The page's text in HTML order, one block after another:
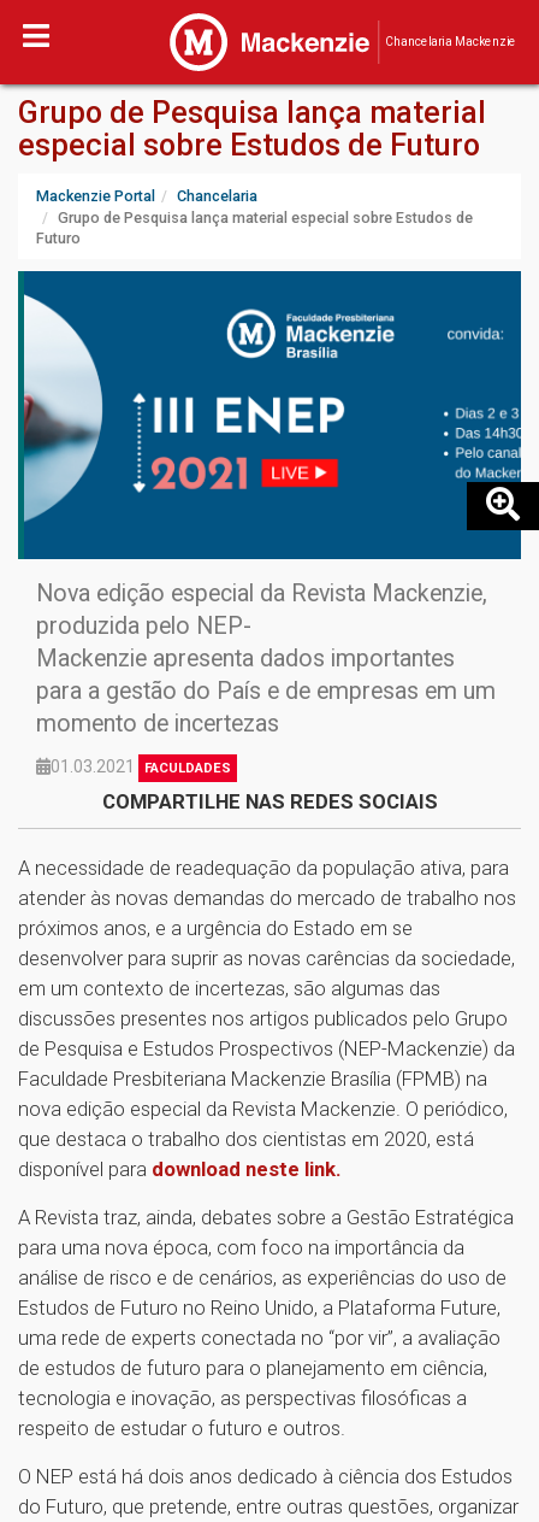
Chancelaria Mackenzie
Grupo de Pesquisa lança material
especial sobre Estudos de Futuro
Mackenzie Portal
Chancelaria
Grupo de Pesquisa lança material especial sobre Estudos de
Futuro
Nova edição especial da Revista Mackenzie,
produzida pelo NEP-
Mackenzie apresenta dados importantes
para a gestão do País e de empresas em um
momento de incertezas
01.03.2021 FACULDADES
COMPARTILHE NAS REDES SOCIAIS
A necessidade de readequação da população ativa, para
atender às novas demandas do mercado de trabalho nos
próximos anos, e a urgência do Estado em se
desenvolver para suprir as novas carências da sociedade,
em um contexto de incertezas, são algumas das
discussões presentes nos artigos publicados pelo Grupo
de Pesquisa e Estudos Prospectivos (NEP-Mackenzie) da
Faculdade Presbiteriana Mackenzie Brasília (FPMB) na
nova edição especial da Revista Mackenzie. O periódico,
que destaca o trabalho dos cientistas em 2020, está
disponível para download neste link.
A Revista traz, ainda, debates sobre a Gestão Estratégica
para uma nova época, com foco na importância da
análise de risco e de cenários, as experiências do uso de
Estudos de Futuro no Reino Unido, a Plataforma Future,
uma rede de experts conectada no “por vir”, a avaliação
de estudos de futuro para o planejamento em ciência,
tecnologia e inovação, as perspectivas filosóficas a
respeito de estudar o futuro e outros.
O NEP está há dois anos dedicado à ciência dos Estudos
do Futuro, que pretende, entre outras questões, organizar